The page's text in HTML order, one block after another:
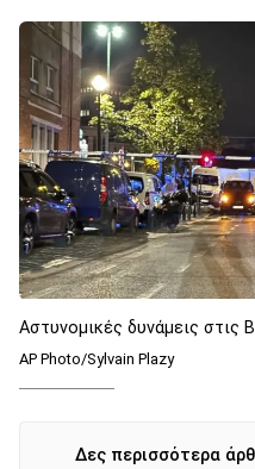
Αστυνομικές δυνάμεις στις
AP Photo/Sylvain Plazy
Δες περισσότερα